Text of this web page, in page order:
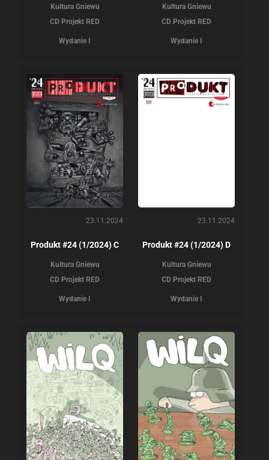
Kultura Gniewu
CD Projekt RED
Wydanie I
Kultura Gniewu
CD Projekt RED
Wydanie I
23.11.2024
Produkt #24 (1/2024) C
Kultura Gniewu
CD Projekt RED
Wydanie I
23.11.2024
Produkt #24 (1/2024) D
Kultura Gniewu
CD Projekt RED
Wydanie I